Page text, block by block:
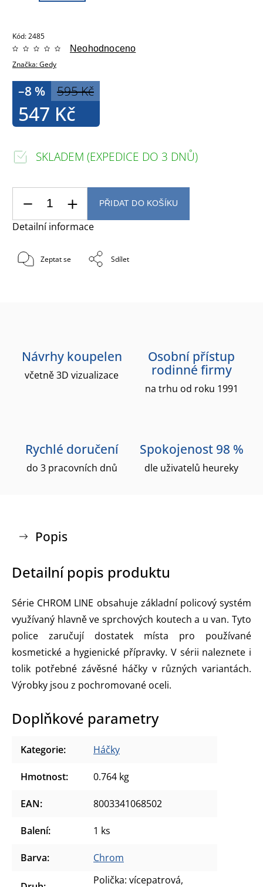
Kód:2485
Značka:Gedy
Neohodnoceno
595 Kč
–8 %
547 Kč
SKLADEM (EXPEDICE DO 3 DNŮ)
PŘIDAT DO KOŠÍKU
Detailní informace
Zeptat se Sdílet
Návrhy koupelen
včetně 3D vizualizace
Osobní přístup
rodinné firmy
na trhu od roku 1991
Rychlé doručení
do 3 pracovních dnů
Spokojenost 98 %
dle uživatelů heureky
Popis
Detailní popis produktu
Série CHROM LINE obsahuje základní policový systém
využívaný hlavně ve sprchových koutech a u van. Tyto
police zaručují dostatek místa pro používané
kosmetické a hygienické přípravky. V sérii naleznete i
tolik potřebné závěsné háčky v různých variantách.
Výrobky jsou z pochromované oceli.
Doplňkové parametry
Kategorie: Háčky
Hmotnost: 0.764 kg
EAN: 8003341068502
Balení: 1 ks
Barva: Chrom
Polička: vícepatrová,